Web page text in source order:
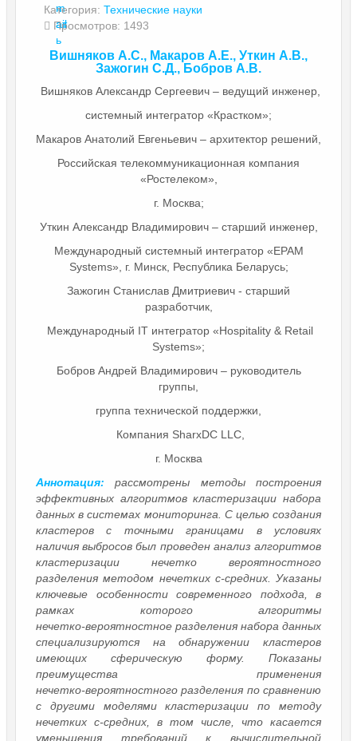
ч
ат
ь
m
ail
Категория: Технические науки
Просмотров: 1493
Вишняков А.С., Макаров А.Е., Уткин А.В.,
Зажогин С.Д., Бобров А.В.
Вишняков Александр Сергеевич – ведущий инженер,
системный интегратор «Крастком»;
Макаров Анатолий Евгеньевич – архитектор решений,
Российская телекоммуникационная компания
«Ростелеком»,
г. Москва;
Уткин Александр Владимирович – старший инженер,
Международный системный интегратор «EPAM
Systems», г. Минск, Республика Беларусь;
Зажогин Станислав Дмитриевич - старший
разработчик,
Международный IT интегратор «Hospitality & Retail
Systems»;
Бобров Андрей Владимирович – руководитель
группы,
группа технической поддержки,
Компания SharxDC LLC,
г. Москва
Аннотация:рассмотрены методы построения
эффективных алгоритмов кластеризации набора
данных в системах мониторинга. С целью создания
кластеров с точными границами в условиях
наличия выбросов был проведен анализ алгоритмов
кластеризации нечетко вероятностного
разделения методом нечетких c-средних. Указаны
ключевые особенности современного подхода, в
рамках которого алгоритмы
нечетко‑вероятностное разделения набора данных
специализируются на обнаружении кластеров
имеющих сферическую форму. Показаны
преимущества применения
нечетко‑вероятностного разделения по сравнению
с другими моделями кластеризации по методу
нечетких c-средних, в том числе, что касается
уменьшения требований к вычислительной